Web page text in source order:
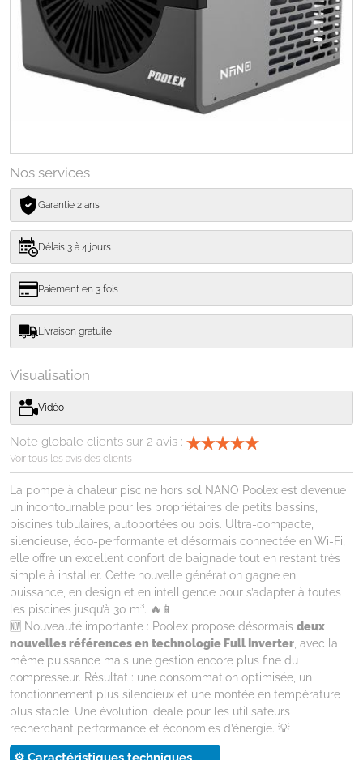
Nos services
Garantie 2 ans
Délais 3 à 4 jours
Paiement en 3 fois
Livraison gratuite
Visualisation
Vidéo
Note globale clients sur 2 avis :
Voir tous les avis des clients
La pompe à chaleur piscine hors sol NANO Poolex est devenue
un incontournable pour les propriétaires de petits bassins,
piscines tubulaires, autoportées ou bois. Ultra-compacte,
silencieuse, éco-performante et désormais connectée en Wi-Fi,
elle offre un excellent confort de baignade tout en restant très
simple à installer. Cette nouvelle génération gagne en
puissance, en design et en intelligence pour s’adapter à toutes
les piscines jusqu’à 30 m³. 🔥📱
🆕 Nouveauté importante : Poolex propose désormais deux
nouvelles références en technologie Full Inverter , avec la
même puissance mais une gestion encore plus fine du
compresseur. Résultat : une consommation optimisée, un
fonctionnement plus silencieux et une montée en température
plus stable. Une évolution idéale pour les utilisateurs
recherchant performance et économies d’énergie. 💡